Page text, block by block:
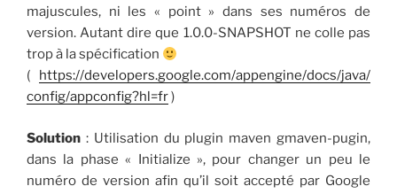
majuscules, ni les « point » dans ses numéros de
version. Autant dire que 1.0.0-SNAPSHOT ne colle pas
trop à la spécification
(
https://developers.google.com/appengine/docs/java/
config/appconfig?hl=fr)
Solution : Utilisation du plugin maven gmaven-pugin,
dans la phase « Initialize », pour changer un peu le
numéro de version afin qu’il soit accepté par Google